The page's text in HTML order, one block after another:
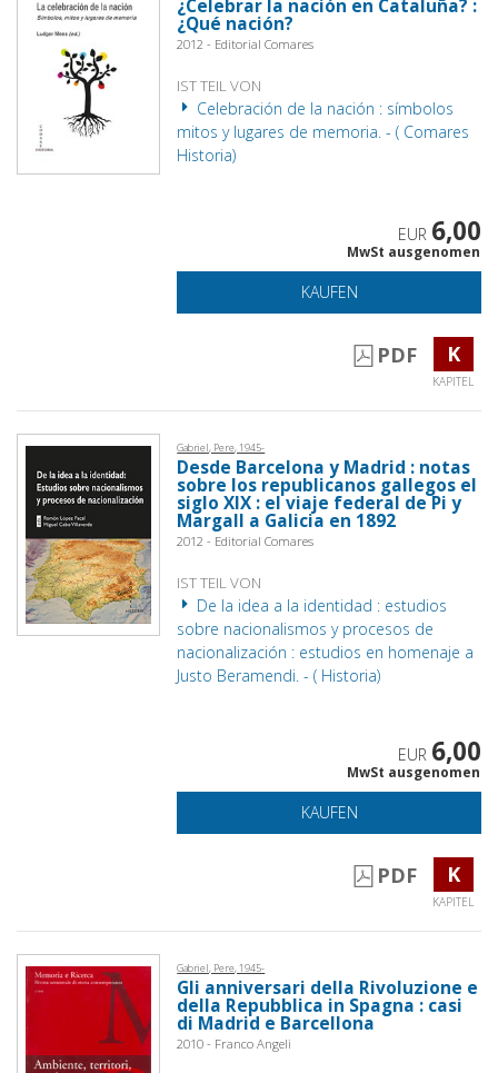
¿Celebrar la nación en Cataluña? :
¿Qué nación?
2012 - Editorial Comares
IST TEIL VON
Celebración de la nación : símbolos
mitos y lugares de memoria. - ( Comares
Historia)
EUR 6,00
MwSt ausgenomen
KAUFEN
PDF K
KAPITEL
Gabriel, Pere, 1945-
Desde Barcelona y Madrid : notas
sobre los republicanos gallegos el
siglo XIX : el viaje federal de Pi y
Margall a Galicia en 1892
2012 - Editorial Comares
IST TEIL VON
De la idea a la identidad : estudios
sobre nacionalismos y procesos de
nacionalización : estudios en homenaje a
Justo Beramendi. - ( Historia)
EUR 6,00
MwSt ausgenomen
KAUFEN
PDF K
KAPITEL
Gabriel, Pere, 1945-
Gli anniversari della Rivoluzione e
della Repubblica in Spagna : casi
di Madrid e Barcellona
2010 - Franco Angeli